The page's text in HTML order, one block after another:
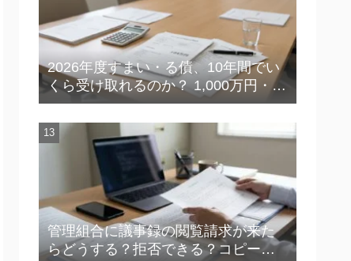
2026年度すまい・る債、10年間でい
くら受け取れるのか？ 1,000万円・1
億円の実額で理解する「金利の差」
管理組合に議事録の閲覧請求が来た
らどうする？拒否できる？コピー対